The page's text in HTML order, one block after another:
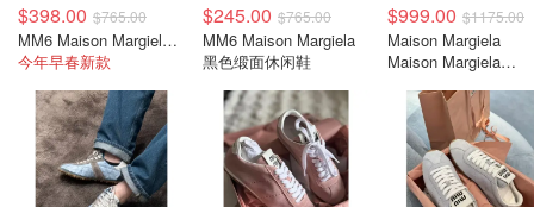
$398.00 $765.00
MM6 Maison Margiela 黑色缎面半拖运动鞋
今年早春新款
$245.00 $765.00
MM6 Maison Margiela
黑色缎面休闲鞋
$999.00 $1175.00
Maison Margiela
Maison Margiela